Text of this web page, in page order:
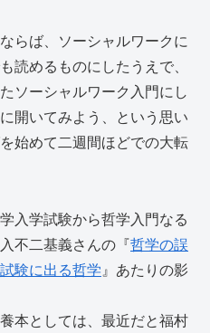
らば、ソーシャルワークに
読めるものにしたうえで、
ソーシャルワーク入門にし
開いてみよう、という思い
始めて二週間ほどでの大転
入学試験から哲学入門なる
不二基義さんの『哲学の誤
試験に出る哲学 』あたりの影
本としては、最近だと福村